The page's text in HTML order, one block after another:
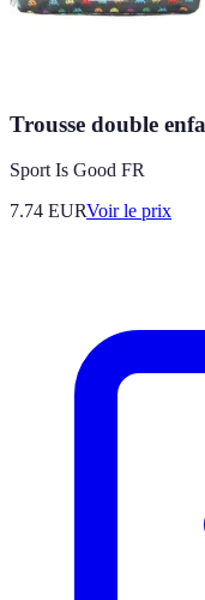
Trousse double
Sport Is Good FR
7.74 EURVoir le prix